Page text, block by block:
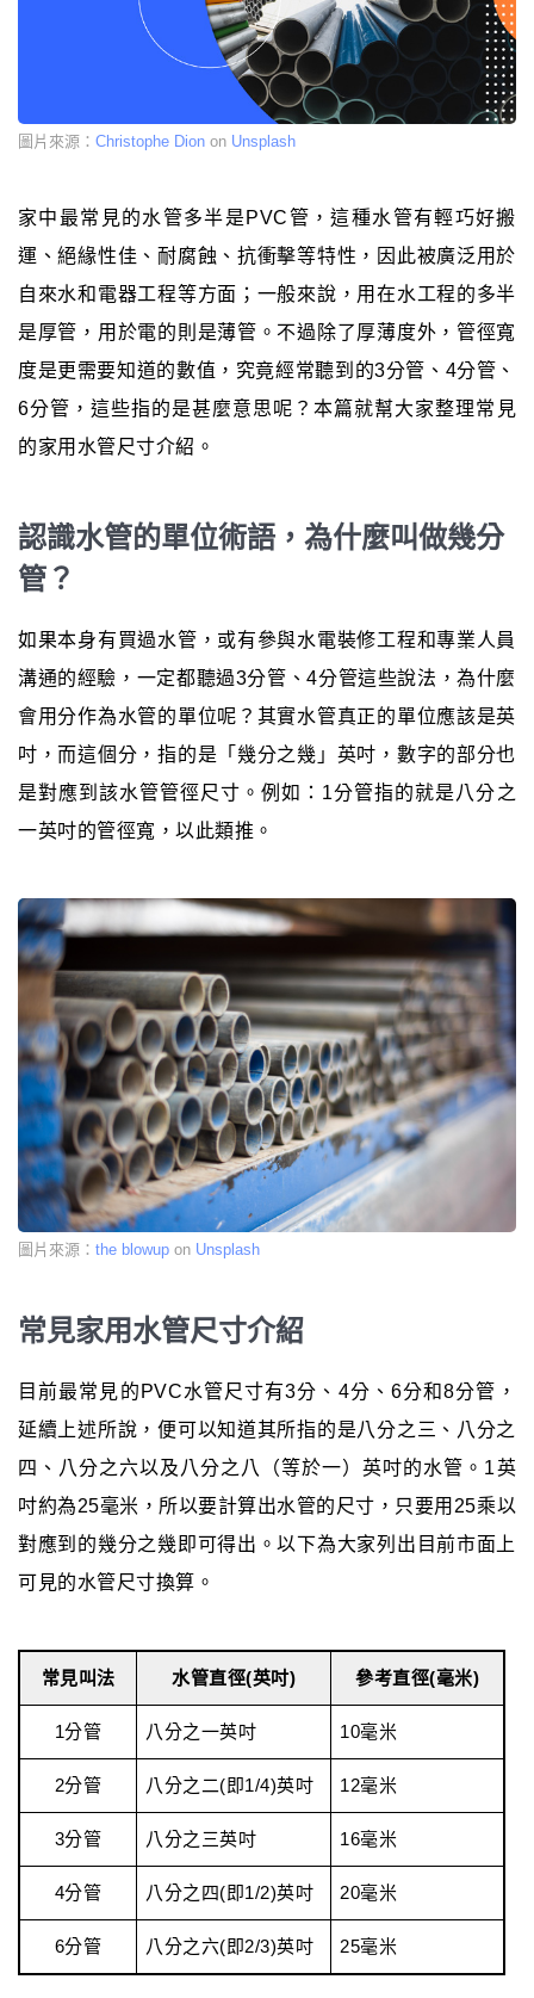
圖片來源： Christophe Dion on Unsplash
家中最常見的水管多半是PVC管，這種水管有輕巧好搬
運、絕緣性佳、耐腐蝕、抗衝擊等特性，因此被廣泛用於
自來水和電器工程等方面；一般來說，用在水工程的多半
是厚管，用於電的則是薄管。不過除了厚薄度外，管徑寬
度是更需要知道的數值，究竟經常聽到的3分管、4分管、
6分管，這些指的是甚麼意思呢？本篇就幫大家整理常見
的家用水管尺寸介紹。
認識水管的單位術語，為什麼叫做幾分
管？
如果本身有買過水管，或有參與水電裝修工程和專業人員
溝通的經驗，一定都聽過3分管、4分管這些說法，為什麼
會用分作為水管的單位呢？其實水管真正的單位應該是英
吋，而這個分，指的是「幾分之幾」英吋，數字的部分也
是對應到該水管管徑尺寸。例如：1分管指的就是八分之
一英吋的管徑寬，以此類推。
圖片來源： the blowup on Unsplash
常見家用水管尺寸介紹
目前最常見的PVC水管尺寸有3分、4分、6分和8分管，
延續上述所說，便可以知道其所指的是八分之三、八分之
四、八分之六以及八分之八（等於一）英吋的水管。1英
吋約為25毫米，所以要計算出水管的尺寸，只要用25乘以
對應到的幾分之幾即可得出。以下為大家列出目前市面上
可見的水管尺寸換算。
常見叫法 水管直徑(英吋) 參考直徑(毫米)
1分管 八分之一英吋 10毫米
2分管 八分之二(即1/4)英吋 12毫米
3分管 八分之三英吋 16毫米
4分管 八分之四(即1/2)英吋 20毫米
6分管 八分之六(即2/3)英吋 25毫米